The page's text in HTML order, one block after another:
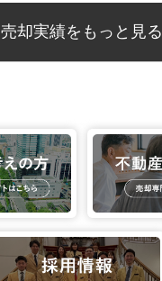
売却実績をもっと見る